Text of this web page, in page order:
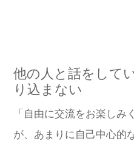
他の人と話をして
り込まない
「自由に交流をお楽しみ
が、あまりに自己中心的